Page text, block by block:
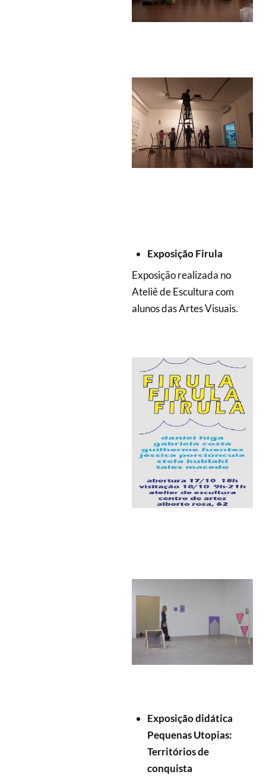
Exposição Firula
Exposição realizada no
Ateliê de Escultura com
alunos das Artes Visuais.
Exposição didática
Pequenas Utopias:
Territórios de
conquista